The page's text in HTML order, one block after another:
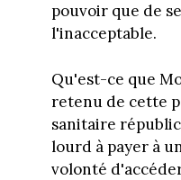
pouvoir que de
l'inacceptable.
Qu'est-ce que
retenu de cette
sanitaire
lourd à payer à
volonté